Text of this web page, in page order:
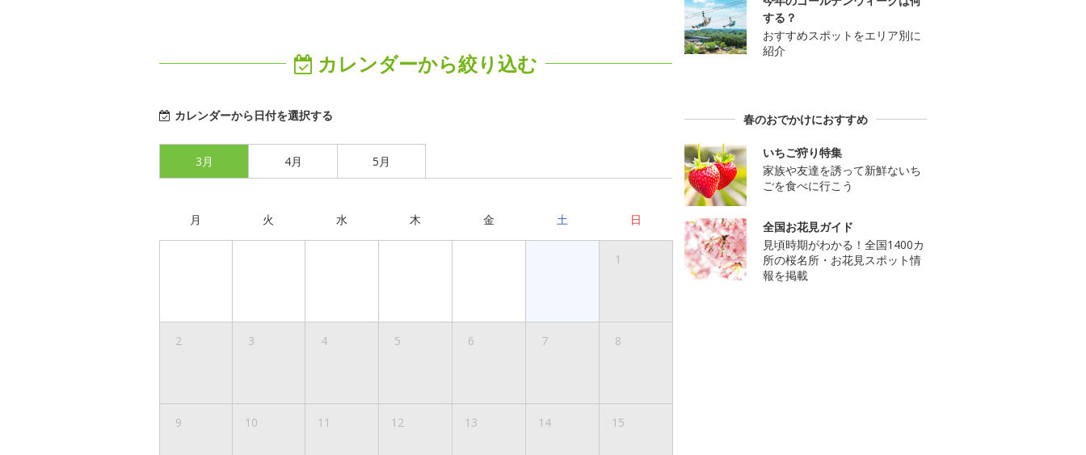
カレンダーから絞り込む
カレンダーから日付を選択する
3月 4月 5月
月 火 水 木 金 土 日
1
2 3 4 5 6 7 8
9 10 11 12 13 14 15
する？
おすすめスポットをエリア別に
紹介
春のおでかけにおすすめ
いちご狩り特集
家族や友達を誘って新鮮ないち
ごを食べに行こう
全国お花見ガイド
見頃時期がわかる！全国1400カ
所の桜名所・お花見スポット情
報を掲載